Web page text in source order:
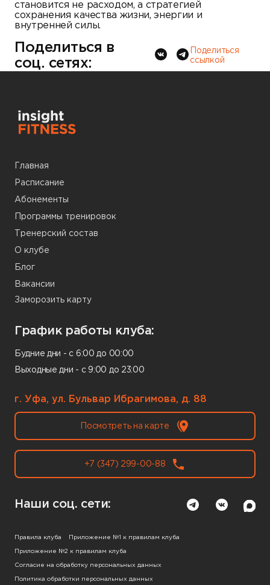
становится не расходом, а стратегией
сохранения качества жизни, энергии и
внутренней силы.
Поделиться в
соц. сетях:
Поделиться
ссылкой
Главная
Расписание
Абонементы
Программы тренировок
Тренерский состав
О клубе
Блог
Вакансии
Заморозить карту
График работы клуба:
Будние дни - с 6:00 до 00:00
Выходные дни - с 9:00 до 23:00
г. Уфа, ул. Бульвар Ибрагимова, д. 88
Посмотреть на карте
+7 (347) 299-00-88
Наши соц. сети:
Правила клуба Приложение №1 к правилам клуба
Приложение №2 к правилам клуба
Согласие на обработку персональных данных
Политика обработки персональных данных